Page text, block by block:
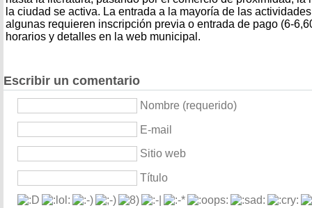
la ciudad se activa. La entrada a la mayoría de las
algunas requieren inscripción previa o entrada de pago (6-
horarios y detalles en la web municipal.
Escribir un comentario
Nombre (requerido)
E-mail
Sitio web
Título